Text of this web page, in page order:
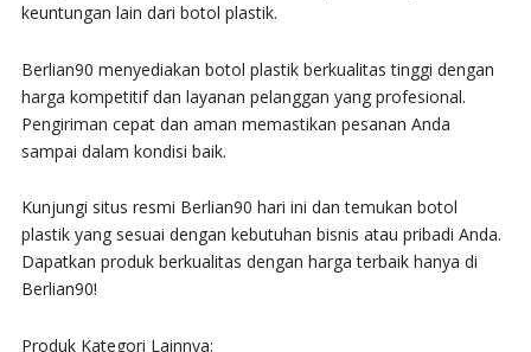
keuntungan lain dari botol plastik.
Berlian90 menyediakan botol plastik berkualitas tinggi dengan
harga kompetitif dan layanan pelanggan yang profesional.
Pengiriman cepat dan aman memastikan pesanan Anda
sampai dalam kondisi baik.
Kunjungi situs resmi Berlian90 hari ini dan temukan botol
plastik yang sesuai dengan kebutuhan bisnis atau pribadi Anda.
Dapatkan produk berkualitas dengan harga terbaik hanya di
Berlian90!
Produk Kategori Lainnya: